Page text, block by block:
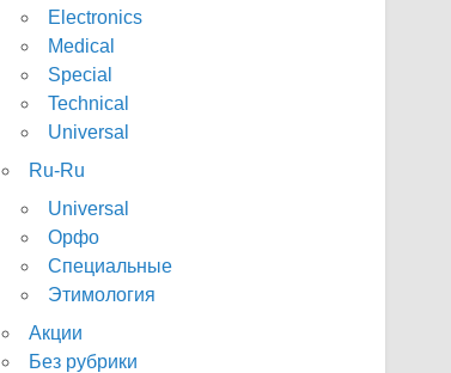
Electronics
Medical
Special
Technical
Universal
Ru-Ru
Universal
Орфо
Специальные
Этимология
Акции
Без рубрики